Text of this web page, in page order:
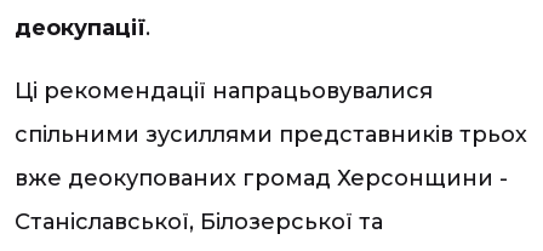
деокупації.
Ці рекомендації напрацьовувалися
спільними зусиллями представників трьох
вже деокупованих громад Херсонщини -
Станіславської, Білозерської та